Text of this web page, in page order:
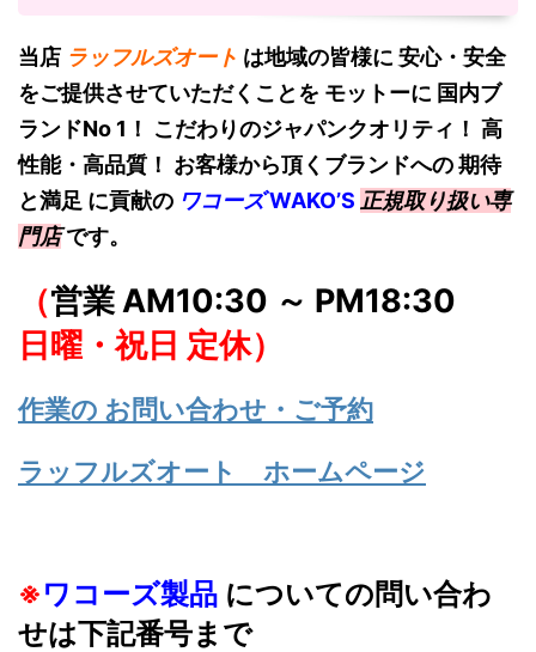
当店 ラッフルズオート は地域の皆様に 安心・安全
をご提供させていただくことを モットーに 国内ブ
ランドNo 1！ こだわりのジャパンクオリティ！ 高
性能・高品質！ お客様から頂くブランドへの 期待
と満足 に貢献の ワコーズWAKO’S 正規取り扱い専
門店です。
（営業 AM10:30 ～ PM18:30
日曜・祝日 定休）
作業の お問い合わせ・ご予約
ラッフルズオート ホームページ
※ワコーズ製品 についての問い合わ
せは下記番号まで